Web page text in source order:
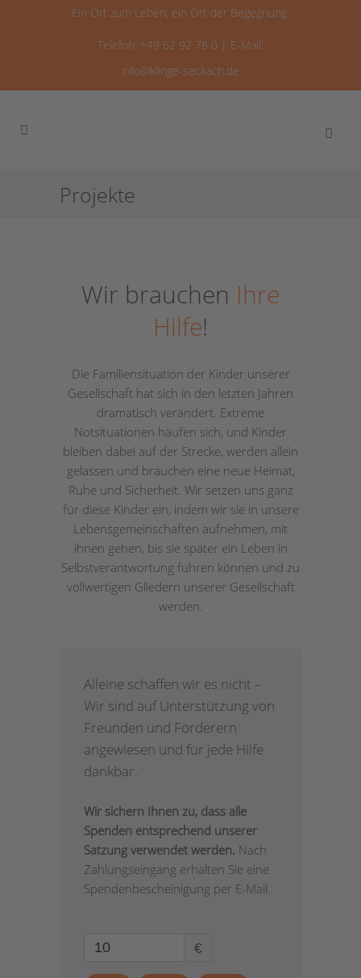
Ein Ort zum Leben, ein Ort der Begegnung.
Telefon: +49 62 92 78 0 | E-Mail:
info@klinge-seckach.de
Projekte
Wir brauchen Ihre
Hilfe!
Die Familiensituation der Kinder unserer
Gesellschaft hat sich in den letzten Jahren
dramatisch verändert. Extreme
Notsituationen häufen sich, und Kinder
bleiben dabei auf der Strecke, werden allein
gelassen und brauchen eine neue Heimat,
Ruhe und Sicherheit. Wir setzen uns ganz
für diese Kinder ein, indem wir sie in unsere
Lebensgemeinschaften aufnehmen, mit
ihnen gehen, bis sie später ein Leben in
Selbstverantwortung führen können und zu
vollwertigen Gliedern unserer Gesellschaft
werden.
Alleine schaffen wir es nicht –
Wir sind auf Unterstützung von
Freunden und Förderern
angewiesen und für jede Hilfe
dankbar.
Wir sichern Ihnen zu, dass alle
Spenden entsprechend unserer
Satzung verwendet werden. Nach
Zahlungseingang erhalten Sie eine
Spendenbescheinigung per E-Mail.
€